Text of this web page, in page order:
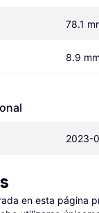
78.1
8.9 mm
2023-
en esta página